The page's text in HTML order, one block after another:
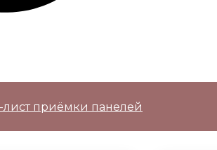
лист приёмки панелей